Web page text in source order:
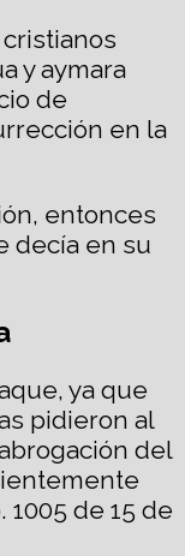
y aymara
de
en la
entonces
decía en su
ya que
pidieron al
del
de 15 de